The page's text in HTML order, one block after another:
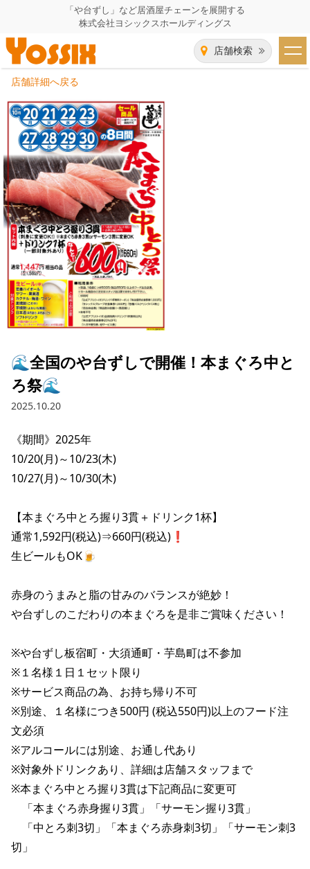
「や台ずし」など居酒屋チェーンを展開する
株式会社ヨシックスホールディングス
店舗検索
HOME
企業情報
企業情報トップ
代表者あいさつ
グループ会社
会社概要
沿革
経営陣
所在地
事業一覧
飲食事業紹介
飲食事業紹介トップ
や台ずし
ニパチ
焼とりてっぱん
ひとくち餃子の頂
せんと
海老どて食堂
華花
IR（株主・投資家）情報
IR情報トップ
会長メッセージ
コーポレートガバナンス
財務情報
業績推移
財政状況
株式情報
IRライブラリ
決算短信
決算説明資料
株主通信
株主総会関連資料
その他IR資料
適時開示資料
株価情報
株主優待
電子公告
IRお問い合わせ
採用情報
採用情報トップ
パート・アルバイト
店舗物件・店舗施工管理業者の募集
お問い合わせ
お問い合わせトップ
ご意見・アンケート（ご来店の方）
このサイトについて
プライバシーポリシー
リンク集
サイトマップ
店舗詳細へ戻る
🌊全国のや台ずしで開催！本まぐろ中と
ろ祭🌊
2025.10.20
《期間》2025年
10/20(月)～10/23(木)
10/27(月)～10/30(木)
【本まぐろ中とろ握り3貫＋ドリンク1杯】
通常1,592円(税込)⇒660円(税込)❗️
生ビールもOK🍺
赤身のうまみと脂の甘みのバランスが絶妙！
や台ずしのこだわりの本まぐろを是非ご賞味ください！
※や台ずし板宿町・大須通町・芋島町は不参加
※１名様１日１セット限り
※サービス商品の為、お持ち帰り不可
※別途、１名様につき500円 (税込550円)以上のフード注
文必須
※アルコールには別途、お通し代あり
※対象外ドリンクあり、詳細は店舗スタッフまで
※本まぐろ中とろ握り3貫は下記商品に変更可
「本まぐろ赤身握り3貫」「サーモン握り3貫」
「中とろ刺3切」「本まぐろ赤身刺3切」「サーモン刺3
切」